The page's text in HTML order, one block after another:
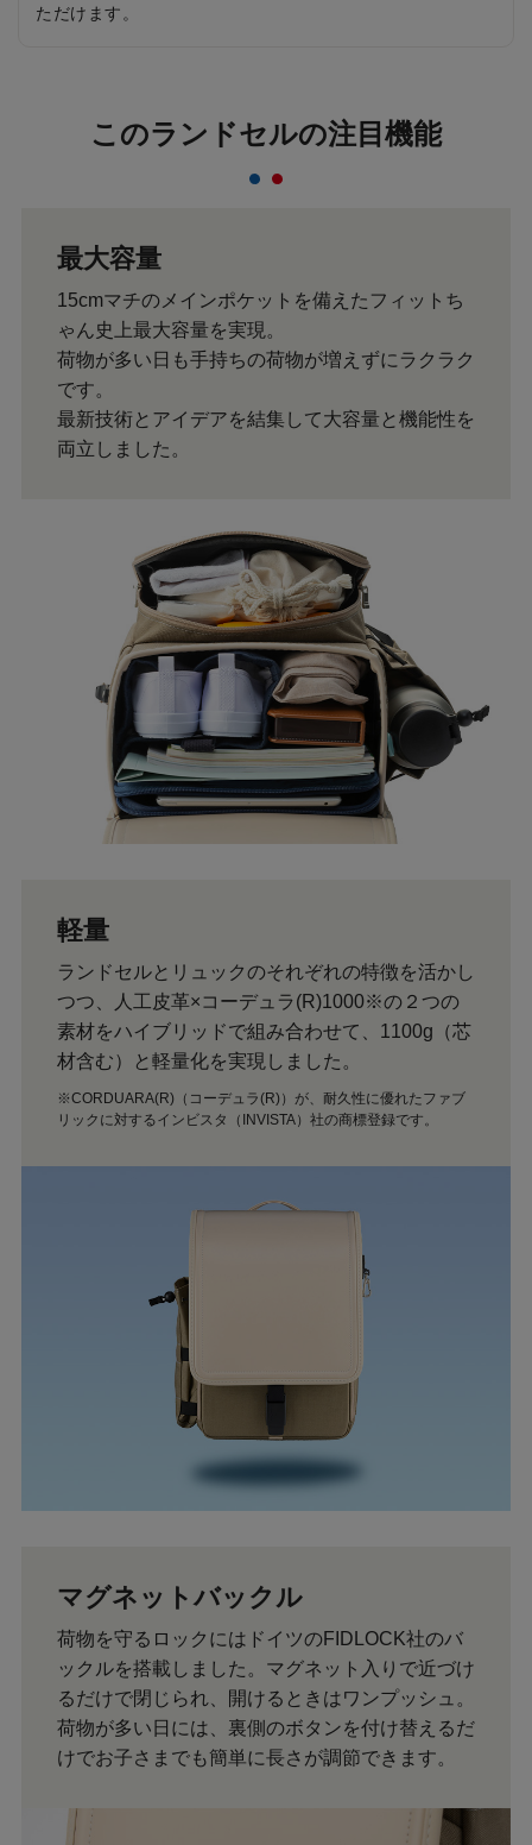
ただけます。
このランドセルの注目機能
最大容量
15cmマチのメインポケットを備えたフィットち
ゃん史上最大容量を実現。
荷物が多い日も手持ちの荷物が増えずにラクラク
です。
最新技術とアイデアを結集して大容量と機能性を
両立しました。
軽量
ランドセルとリュックのそれぞれの特徴を活かし
つつ、人工皮革×コーデュラ(R)1000※の２つの
素材をハイブリッドで組み合わせて、1100g（芯
材含む）と軽量化を実現しました。
※CORDUARA(R)（コーデュラ(R)）が、耐久性に優れたファブ
リックに対するインビスタ（INVISTA）社の商標登録です。
マグネットバックル
荷物を守るロックにはドイツのFIDLOCK社のバ
ックルを搭載しました。マグネット入りで近づけ
るだけで閉じられ、開けるときはワンプッシュ。
荷物が多い日には、裏側のボタンを付け替えるだ
けでお子さまでも簡単に長さが調節できます。